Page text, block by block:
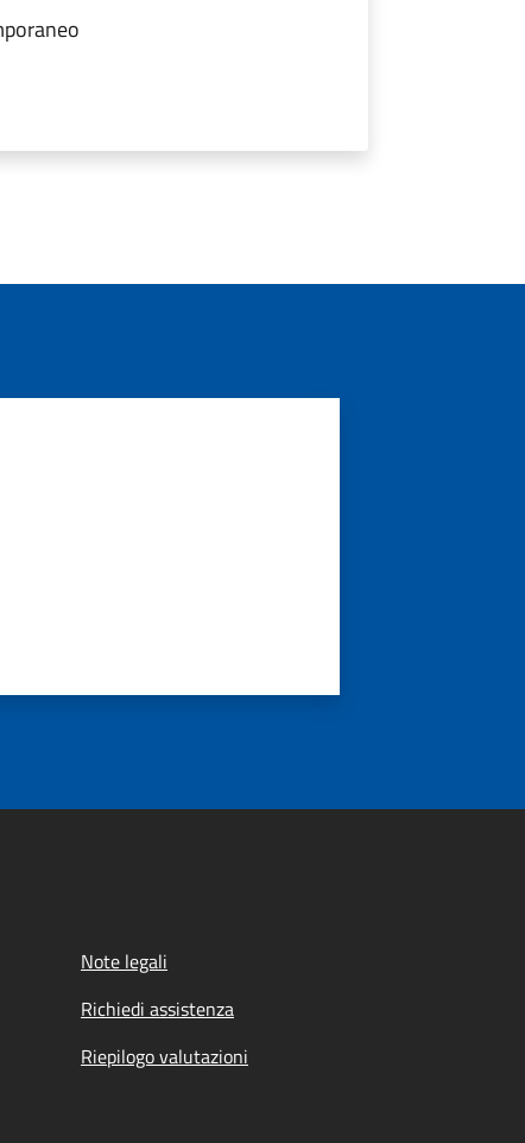
Note legali
Richiedi assistenza
Riepilogo valutazioni